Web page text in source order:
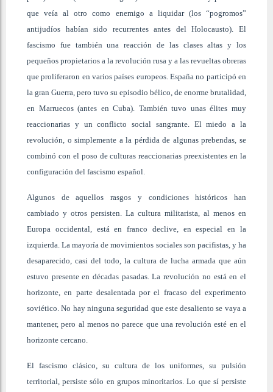
que veía al otro como enemigo a liquidar (los “pogromos”
antijudíos habían sido recurrentes antes del Holocausto). El
fascismo fue también una reacción de las clases altas y los
pequeños propietarios a la revolución rusa y a las revueltas obreras
que proliferaron en varios países europeos. España no participó en
la gran Guerra, pero tuvo su episodio bélico, de enorme brutalidad,
en Marruecos (antes en Cuba). También tuvo unas élites muy
reaccionarias y un conflicto social sangrante. El miedo a la
revolución, o simplemente a la pérdida de algunas prebendas, se
combinó con el poso de culturas reaccionarias preexistentes en la
configuración del fascismo español.
Algunos de aquellos rasgos y condiciones históricos han
cambiado y otros persisten. La cultura militarista, al menos en
Europa occidental, está en franco declive, en especial en la
izquierda. La mayoría de movimientos sociales son pacifistas, y ha
desaparecido, casi del todo, la cultura de lucha armada que aún
estuvo presente en décadas pasadas. La revolución no está en el
horizonte, en parte desalentada por el fracaso del experimento
soviético. No hay ninguna seguridad que este desaliento se vaya a
mantener, pero al menos no parece que una revolución esté en el
horizonte cercano.
El fascismo clásico, su cultura de los uniformes, su pulsión
territorial, persiste sólo en grupos minoritarios. Lo que sí persiste